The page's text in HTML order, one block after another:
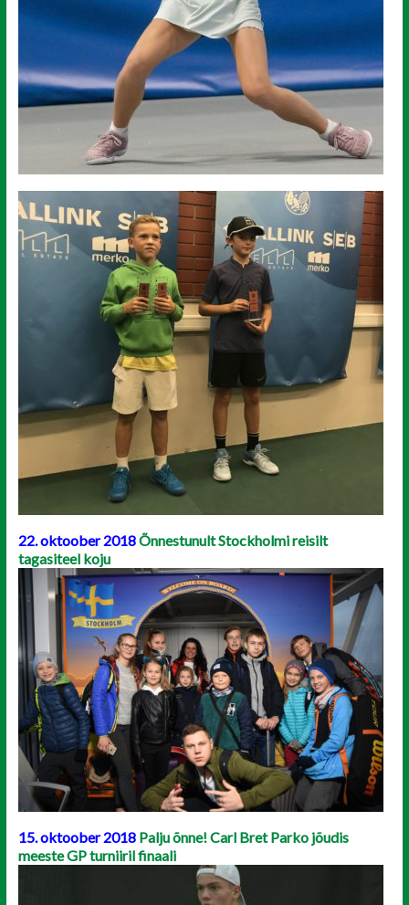
22. oktoober 2018Õnnestunult Stockholmi reisilt
tagasiteel koju
15. oktoober 2018 Palju õnne! Carl Bret Parko jõudis
meeste GP turniiril finaali